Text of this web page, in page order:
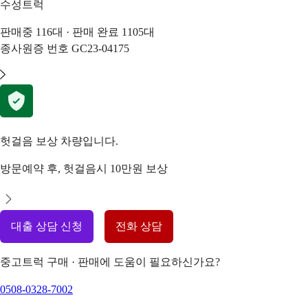
수성트럭
판매중 116대 · 판매 완료 1105대
종사원증 번호 GC23-04175
헛걸음 보상 차량입니다.
방문예약 후, 헛걸음시 10만원 보상
대출 상담 신청 전화 상담
중고트럭 구매 · 판매에 도움이 필요하신가요?
0508-0328-7002